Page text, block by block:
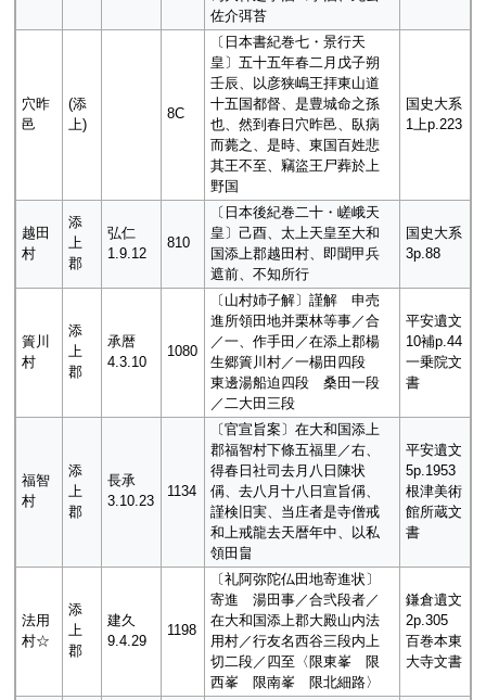
佐介弭苔
穴昨
邑
(添
上)
8C
〔日本書紀巻七・景行天
皇〕五十五年春二月戊子朔
壬辰、以彦狭嶋王拝東山道
十五国都督、是豊城命之孫
也、然到春日穴昨邑、臥病
而薨之、是時、東国百姓悲
其王不至、竊盜王尸葬於上
野国
国史大系
1上p.223
越田
村
添
上
郡
弘仁
1.9.12
810
〔日本後紀巻二十・嵯峨天
皇〕己酉、太上天皇至大和
国添上郡越田村、即聞甲兵
遮前、不知所行
国史大系
3p.88
簀川
村
添
上
郡
承暦
4.3.10
1080
〔山村姉子解〕謹解 申売
進所領田地并栗林等事／合
／一、作手田／在添上郡楊
生郷簀川村／一楊田四段
東邊湯船迫四段 桑田一段
／二大田三段
平安遺文
10補p.44
一乗院文
書
福智
村
添
上
郡
長承
3.10.23
1134
〔官宣旨案〕在大和国添上
郡福智村下條五福里／右、
得春日社司去月八日陳状
偁、去八月十八日宣旨偁、
謹検旧実、当庄者是寺僧戒
和上戒龍去天暦年中、以私
領田畠
平安遺文
5p.1953
根津美術
館所蔵文
書
法用
村☆
添
上
郡
建久
9.4.29
1198
〔礼阿弥陀仏田地寄進状〕
寄進 湯田事／合弐段者／
在大和国添上郡大殿山内法
用村／行友名西谷三段内上
切二段／四至〈限東峯 限
西峯 限南峯 限北細路〉
鎌倉遺文
2p.305
百巻本東
大寺文書